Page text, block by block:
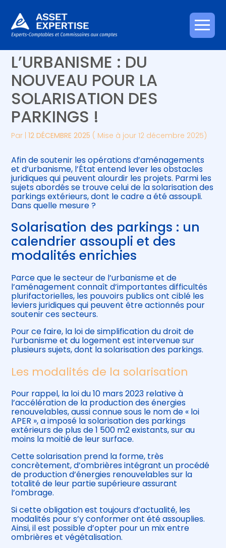
Aller
au
Créer et reprendre une activité
Gérer votre quotidien
Piloter votre entreprise
Développer votre entreprise
Construire votre patrimoine
Être prêt pour la facturation
électronique
Piloter votre gestion
Suivre votre comptabilité
Gérer vos ressources humaines
LOI DE SIMPLIFICATION DE
L’URBANISME : DU
NOUVEAU POUR LA
SOLARISATION DES
PARKINGS !
Par |12 DÉCEMBRE 2025 ( Mise à jour 12 décembre 2025)
Afin de soutenir les opérations d’aménagements
et d’urbanisme, l’État entend lever les obstacles
juridiques qui peuvent alourdir les projets. Parmi les
sujets abordés se trouve celui de la solarisation des
parkings extérieurs, dont le cadre a été assoupli.
Dans quelle mesure ?
Solarisation des parkings : un
calendrier assoupli et des
modalités enrichies
Parce que le secteur de l’urbanisme et de
l’aménagement connaît d’importantes difficultés
plurifactorielles, les pouvoirs publics ont ciblé les
leviers juridiques qui peuvent être actionnés pour
soutenir ces secteurs.
Pour ce faire, la loi de simplification du droit de
l’urbanisme et du logement est intervenue sur
plusieurs sujets, dont la solarisation des parkings.
Les modalités de la solarisation
Pour rappel, la loi du 10 mars 2023 relative à
l’accélération de la production des énergies
renouvelables, aussi connue sous le nom de « loi
APER », a imposé la solarisation des parkings
extérieurs de plus de 1 500 m2 existants, sur au
moins la moitié de leur surface.
Cette solarisation prend la forme, très
concrètement, d’ombrières intégrant un procédé
de production d’énergies renouvelables sur la
totalité de leur partie supérieure assurant
l’ombrage.
Si cette obligation est toujours d’actualité, les
modalités pour s’y conformer ont été assouplies.
Ainsi, il est possible d’opter pour un mix entre
ombrières et végétalisation.